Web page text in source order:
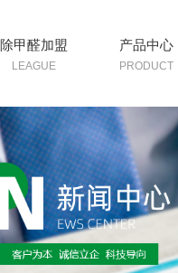
除甲醛加盟
LEAGUE
产品中心
PRODUCT